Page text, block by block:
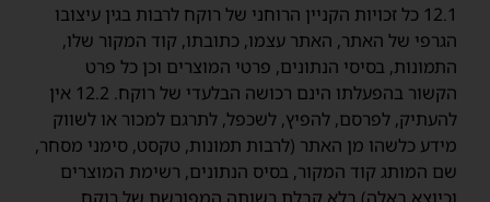
12.1 כל זכויות הקניין הרוחני של רוקח לרבות בגין עיצובו
הגרפי של האתר, האתר עצמו, כתובתו, קוד המקור שלו,
התמונות, בסיסי הנתונים, פרטי המוצרים וכן כל פרט
הקשור בהפעלתו הינם רכושה הבלעדי של רוקח. 12.2 אין
להעתיק, לפרסם, להפיץ, לשכפל, לתרגם למכור או לשווק
מידע כלשהו מן האתר (לרבות תמונות, טקסט, סימני מסחר,
שם המותג קוד המקור, בסיס הנתונים, רשימת המוצרים
וכיוצא באלה) בלא קבלת רשותה המפורשת של רוקח